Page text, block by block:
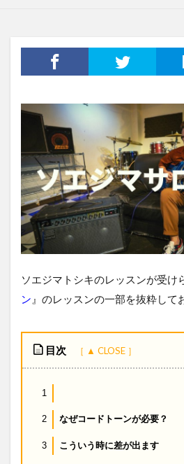
ソエジマトシキのレッスンが受け
ン 』のレッスンの一部を抜粋して
目次
1
2 なぜコードトーンが必要？
3 こういう時に差が出ます